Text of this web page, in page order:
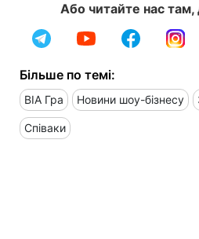
Або читайте нас там,
Більше по темі:
ВІА Гра Новини шоу-бізнесу
Співаки